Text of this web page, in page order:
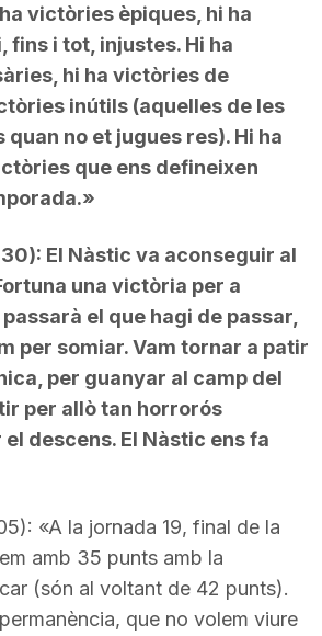
victòries èpiques, hi ha
fins i tot, injustes. Hi ha
hi ha victòries de
inútils (aquelles de les
no et jugues res). Hi ha
que ens defineixen
El Nàstic va aconseguir al
una victòria per a
el que hagi de passar,
per somiar. Vam tornar a patir
per guanyar al camp del
per allò tan horrorós
descens. El Nàstic ens fa
«A la jornada 19, final de la
amb 35 punts amb la
(són al voltant de 42 punts).
que no volem viure